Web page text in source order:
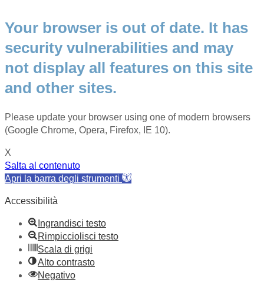
Your browser is out of date. It has
security vulnerabilities and may
not display all features on this site
and other sites.
Please update your browser using one of modern browsers
(Google Chrome, Opera, Firefox, IE 10).
X
Salta al contenuto
Apri la barra degli strumenti
Accessibilità
Ingrandisci testo
Rimpicciolisci testo
Scala di grigi
Alto contrasto
Negativo